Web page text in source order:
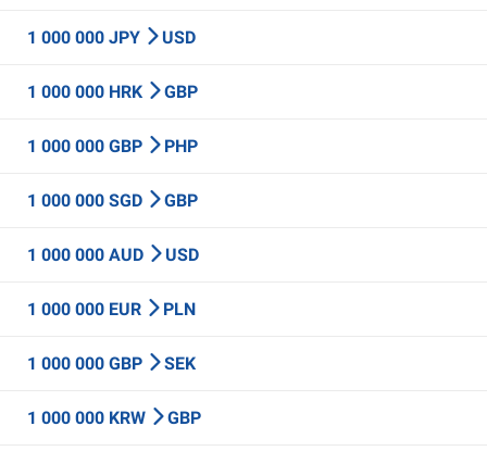
1 000 000 JPY USD
1 000 000 HRK GBP
1 000 000 GBP PHP
1 000 000 SGD GBP
1 000 000 AUD USD
1 000 000 EUR PLN
1 000 000 GBP SEK
1 000 000 KRW GBP